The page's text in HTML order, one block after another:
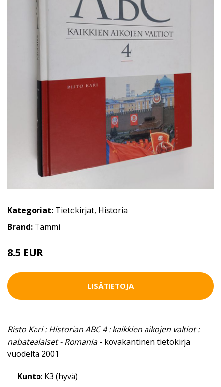
Kategoriat: Tietokirjat, Historia
Brand: Tammi
8.5 EUR
LISÄTIETOJA
Risto Kari : Historian ABC 4 : kaikkien aikojen valtiot :
nabatealaiset - Romania- kovakantinen tietokirja
vuodelta 2001
Kunto: K3 (hyvä)